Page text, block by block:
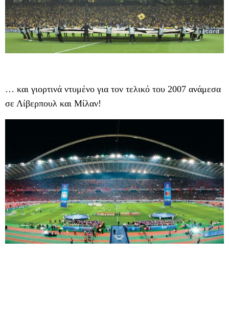
… και γιορτινά ντυμένο για τον τελικό του 2007 ανάμεσα
σε Λίβερπουλ και Μίλαν!